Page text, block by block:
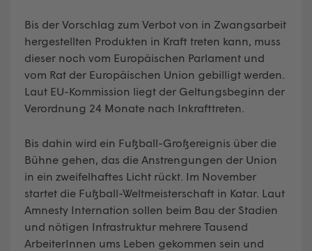
Bis der Vorschlag zum Verbot von in Zwangsarbeit
hergestellten Produkten in Kraft treten kann, muss
dieser noch vom Europäischen Parlament und
vom Rat der Europäischen Union gebilligt werden.
Laut EU-Kommission liegt der Geltungsbeginn der
Verordnung 24 Monate nach Inkrafttreten.
Bis dahin wird ein Fußball-Großereignis über die
Bühne gehen, das die Anstrengungen der Union
in ein zweifelhaftes Licht rückt. Im November
startet die Fußball-Weltmeisterschaft in Katar. Laut
Amnesty Internation sollen beim Bau der Stadien
und nötigen Infrastruktur mehrere Tausend
ArbeiterInnen ums Leben gekommen sein und